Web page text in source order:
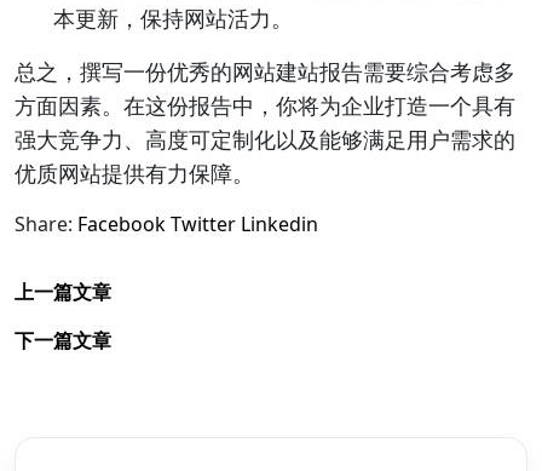
本更新，保持网站活力。
总之，撰写一份优秀的网站建站报告需要综合考虑多
方面因素。在这份报告中，你将为企业打造一个具有
强大竞争力、高度可定制化以及能够满足用户需求的
优质网站提供有力保障。
Share: FacebookTwitter Linkedin
上一篇文章
下一篇文章